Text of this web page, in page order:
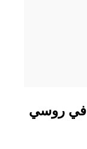
في روسي